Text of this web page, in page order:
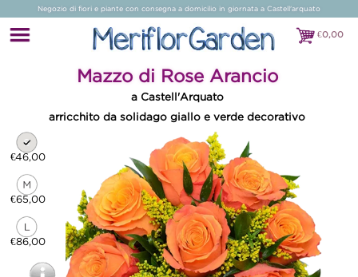
Negozio di fiori e piante con consegna a domicilio in giornata a Castell'arquato
€0,00
€0,00
Mazzo di Rose Arancio
a Castell'Arquato
arricchito da solidago giallo e verde decorativo
€46,00
€65,00
€86,00